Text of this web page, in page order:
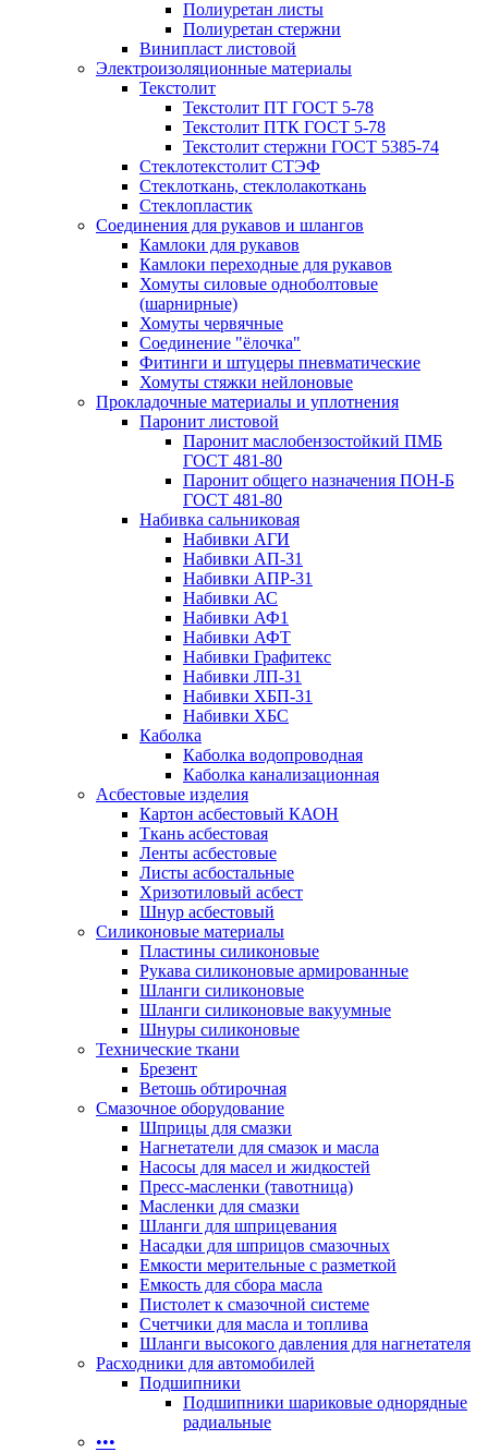
Полиуретан листы
Полиуретан стержни
Винипласт листовой
Электроизоляционные материалы
Текстолит
Текстолит ПТ ГОСТ 5-78
Текстолит ПТК ГОСТ 5-78
Текстолит стержни ГОСТ 5385-74
Стеклотекстолит СТЭФ
Стеклоткань, стеклолакоткань
Стеклопластик
Соединения для рукавов и шлангов
Камлоки для рукавов
Камлоки переходные для рукавов
Хомуты силовые одноболтовые
(шарнирные)
Хомуты червячные
Соединение "ёлочка"
Фитинги и штуцеры пневматические
Хомуты стяжки нейлоновые
Прокладочные материалы и уплотнения
Паронит листовой
Паронит маслобензостойкий ПМБ
ГОСТ 481-80
Паронит общего назначения ПОН-Б
ГОСТ 481-80
Набивка сальниковая
Набивки АГИ
Набивки АП-31
Набивки АПР-31
Набивки АС
Набивки АФ1
Набивки АФТ
Набивки Графитекс
Набивки ЛП-31
Набивки ХБП-31
Набивки ХБС
Каболка
Каболка водопроводная
Каболка канализационная
Асбестовые изделия
Картон асбестовый КАОН
Ткань асбестовая
Ленты асбестовые
Листы асбостальные
Хризотиловый асбеcт
Шнур асбестовый
Силиконовые материалы
Пластины силиконовые
Рукава силиконовые армированные
Шланги силиконовые
Шланги силиконовые вакуумные
Шнуры силиконовые
Технические ткани
Брезент
Ветошь обтирочная
Смазочное оборудование
Шприцы для смазки
Нагнетатели для смазок и масла
Насосы для масел и жидкостей
Пресс-масленки (тавотница)
Масленки для смазки
Шланги для шприцевания
Насадки для шприцов смазочных
Емкости мерительные с разметкой
Емкость для сбора масла
Пистолет к смазочной системе
Счетчики для масла и топлива
Шланги высокого давления для нагнетателя
Расходники для автомобилей
Подшипники
Подшипники шариковые однорядные
радиальные
•••